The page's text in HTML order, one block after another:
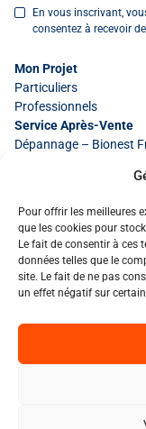
Pour offrir les meilleures
que les cookies pour
Le fait de consentir à ces
données telles que le
site. Le fait de ne pas
un effet négatif sur
En vous inscrivant,
consentez à recevoir
Mon Projet
Particuliers
Professionnels
Service Après-Vente
Dépannage – Bionest
©